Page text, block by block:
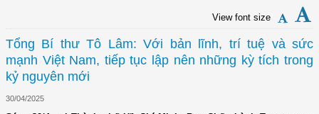
View font size
Tổng Bí thư Tô Lâm: Với bản lĩnh, trí tuệ và sức
mạnh Việt Nam, tiếp tục lập nên những kỳ tích trong
kỷ nguyên mới
30/04/2025